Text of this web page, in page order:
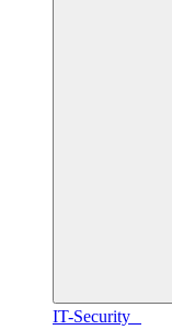
IT-Security